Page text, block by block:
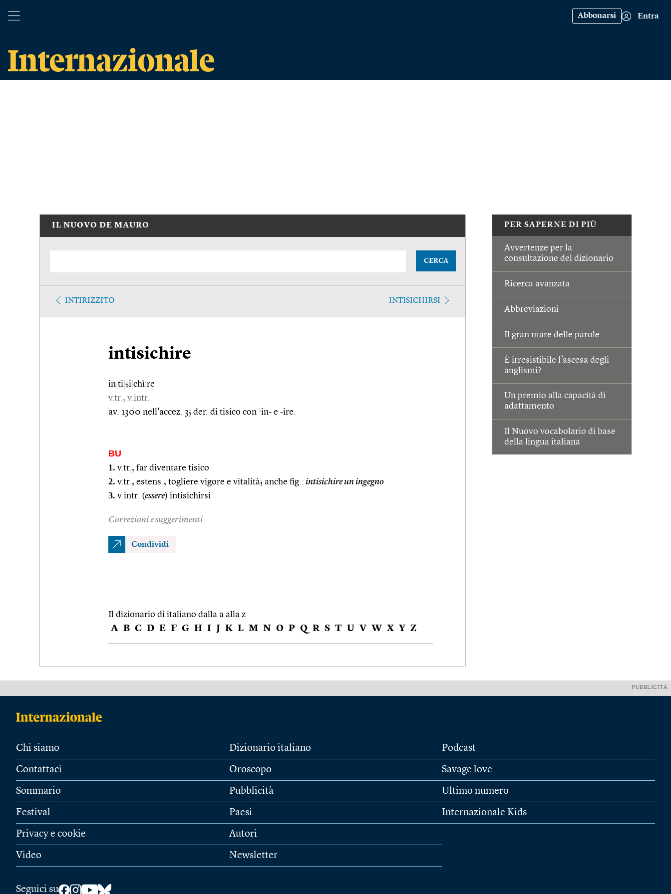
Abbonarsi Entra
PER SAPERNE DI PIÙ
Avvertenze per la
consultazione del dizionario
Ricerca avanzata
Abbreviazioni
Il gran mare delle parole
È irresistibile l’ascesa degli
anglismi?
Un premio alla capacità di
adattamento
Il Nuovo vocabolario di base
della lingua italiana
IL NUOVO DE MAURO
CERCA
INTIRIZZITO INTISICHIRSI
intisichire
in ti ṣi chì re
v.tr., v.intr.
av. 1300 nell'accez. 3; der. di tisico con 1in- e -ire.
BU
1. v.tr., far diventare tisico
2. v.tr., estens., togliere vigore e vitalità; anche fig.: intisichire un ingegno
3. v.intr. (essere) intisichirsi
Correzioni e suggerimenti
Condividi
Il dizionario di italiano dalla a alla z
A B C D E F G H I J K L M N O P Q R S T U V W X Y Z
PUBBLICITÀ
Chi siamo
Contattaci
Sommario
Festival
Privacy e cookie
Video
Dizionario italiano
Oroscopo
Pubblicità
Paesi
Autori
Newsletter
Podcast
Savage love
Ultimo numero
Internazionale Kids
Seguici su